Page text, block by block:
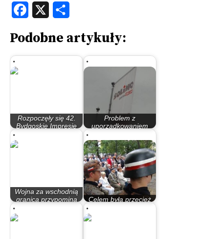
Facebook
Podobne artykuły:
Rozpoczęły się 42.
Bydgoskie Impresje
Problem z
uporządkowaniem
Wojna za wschodnią
granicą przypomina
Celem była przecież